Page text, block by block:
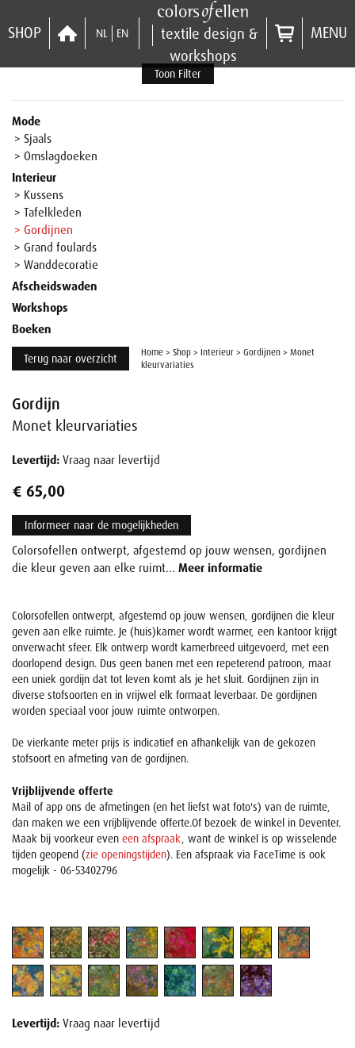
SHOP NL EN
textile design &
workshops
MENU
Toon Filter
Mode
> Sjaals
> Omslagdoeken
Interieur
> Kussens
> Tafelkleden
> Gordijnen
> Grand foulards
> Wanddecoratie
Afscheidswaden
Workshops
Boeken
Terug naar overzicht Home > Shop > Interieur > Gordijnen > Monet
kleurvariaties
Gordijn
Monet kleurvariaties
Levertijd: Vraag naar levertijd
€ 65,00
Informeer naar de mogelijkheden
Colorsofellen ontwerpt, afgestemd op jouw wensen, gordijnen
die kleur geven aan elke ruimt... Meer informatie
Colorsofellen ontwerpt, afgestemd op jouw wensen, gordijnen die kleur
geven aan elke ruimte. Je (huis)kamer wordt warmer, een kantoor krijgt
onverwacht sfeer. Elk ontwerp wordt kamerbreed uitgevoerd, met een
doorlopend design. Dus geen banen met een repeterend patroon, maar
een uniek gordijn dat tot leven komt als je het sluit. Gordijnen zijn in
diverse stofsoorten en in vrijwel elk formaat leverbaar. De gordijnen
worden speciaal voor jouw ruimte ontworpen.
De vierkante meter prijs is indicatief en afhankelijk van de gekozen
stofsoort en afmeting van de gordijnen.
Vrijblijvende offerte
Mail of app ons de afmetingen (en het liefst wat foto's) van de ruimte,
dan maken we een vrijblijvende offerte.Of bezoek de winkel in Deventer.
Maak bij voorkeur even een afspraak, want de winkel is op wisselende
tijden geopend (zie openingstijden). Een afspraak via FaceTime is ook
mogelijk - 06-53402796
Levertijd: Vraag naar levertijd